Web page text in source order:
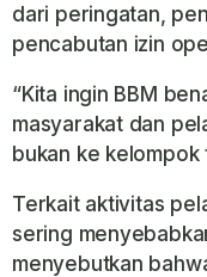
dari peringatan,
pencabutan izin
“Kita ingin BBM
masyarakat dan
bukan ke kelompok
Terkait aktivitas
sering
menyebutkan